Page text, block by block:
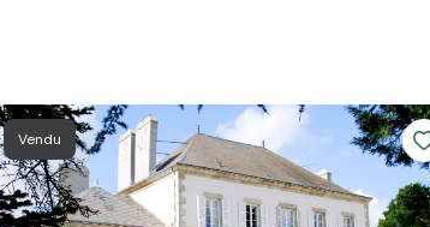
Vendu